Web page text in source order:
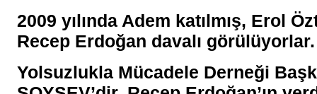
2009 yılında Adem katılmış, Erol
Recep Erdoğan davalı
Yolsuzlukla Mücadele Derneği